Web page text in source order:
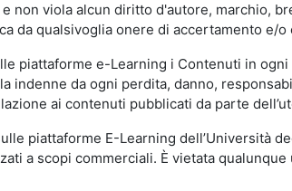
non viola alcun diritto d'autore, marchio,
da qualsivoglia onere di accertamento e/
piattaforme e-Learning i Contenuti in
indenne da ogni perdita, danno,
ai contenuti pubblicati da parte
piattaforme E-Learning dell’Università
a scopi commerciali. È vietata